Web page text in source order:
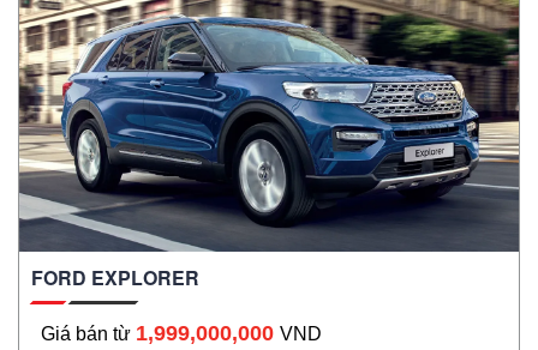
FORD EXPLORER
Giá bán từ 1,999,000,000 VND